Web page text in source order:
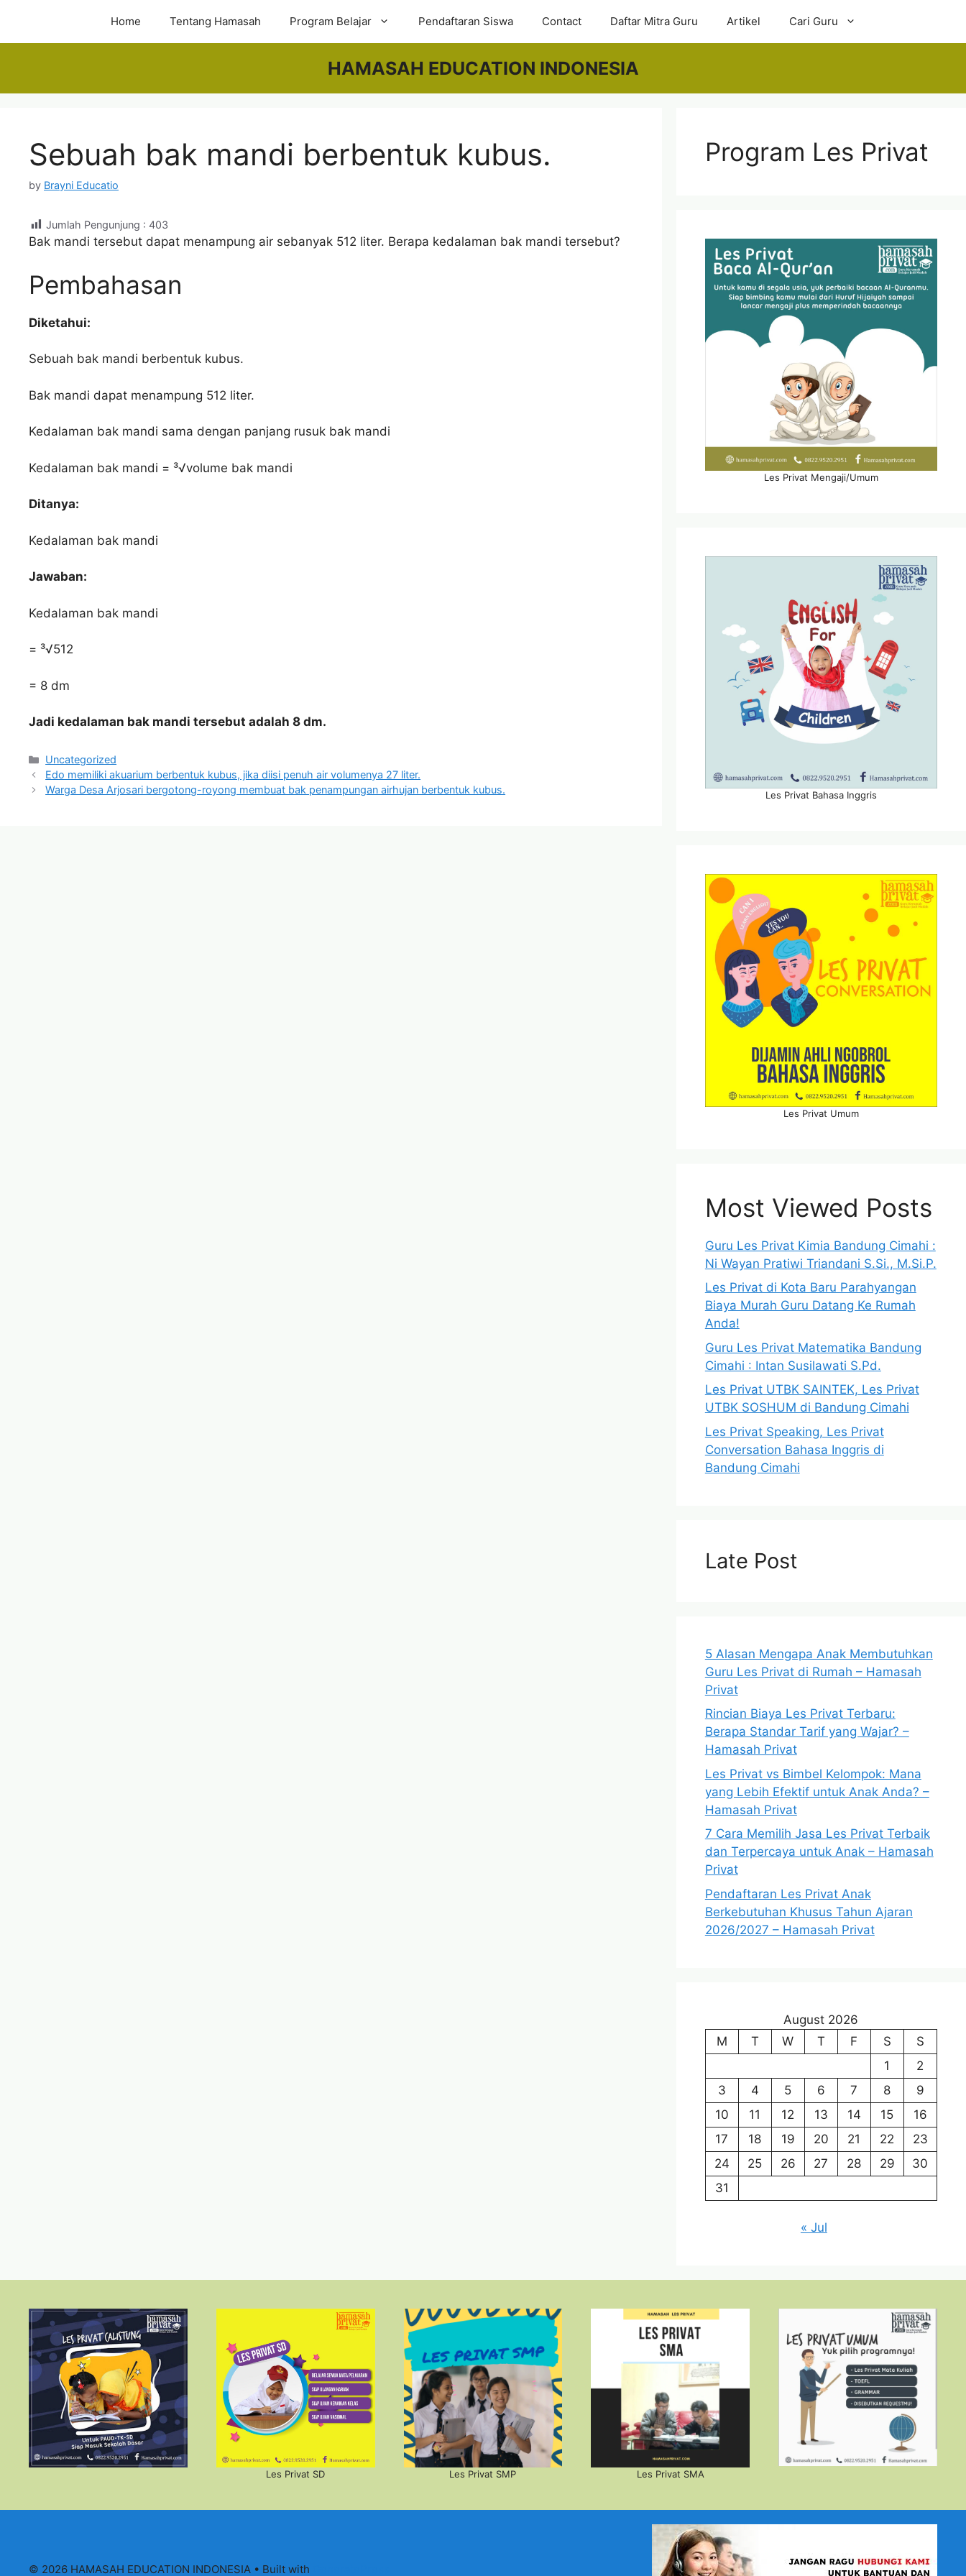
content
Home Tentang Hamasah Program Belajar Pendaftaran Siswa Contact Daftar Mitra Guru Artikel Cari Guru
HAMASAH EDUCATION INDONESIA
Sebuah bak mandi berbentuk kubus.
by Brayni Educatio
Jumlah Pengunjung : 403
Bak mandi tersebut dapat menampung air sebanyak 512 liter. Berapa kedalaman bak mandi tersebut?
Pembahasan
Diketahui:
Sebuah bak mandi berbentuk kubus.
Bak mandi dapat menampung 512 liter.
Kedalaman bak mandi sama dengan panjang rusuk bak mandi
Kedalaman bak mandi = ³√volume bak mandi
Ditanya:
Kedalaman bak mandi
Jawaban:
Kedalaman bak mandi
= ³√512
= 8 dm
Jadi kedalaman bak mandi tersebut adalah 8 dm.
Categories
Uncategorized
Edo memiliki akuarium berbentuk kubus, jika diisi penuh air volumenya 27 liter.
Warga Desa Arjosari bergotong-royong membuat bak penampungan airhujan berbentuk kubus.
Program Les Privat
Les Privat Mengaji/Umum
Les Privat Bahasa Inggris
Les Privat Umum
Most Viewed Posts
Guru Les Privat Kimia Bandung Cimahi :
Ni Wayan Pratiwi Triandani S.Si., M.Si.P.
Les Privat di Kota Baru Parahyangan
Biaya Murah Guru Datang Ke Rumah
Anda!
Guru Les Privat Matematika Bandung
Cimahi : Intan Susilawati S.Pd.
Les Privat UTBK SAINTEK, Les Privat
UTBK SOSHUM di Bandung Cimahi
Les Privat Speaking, Les Privat
Conversation Bahasa Inggris di
Bandung Cimahi
Late Post
5 Alasan Mengapa Anak Membutuhkan
Guru Les Privat di Rumah – Hamasah
Privat
Rincian Biaya Les Privat Terbaru:
Berapa Standar Tarif yang Wajar? –
Hamasah Privat
Les Privat vs Bimbel Kelompok: Mana
yang Lebih Efektif untuk Anak Anda? –
Hamasah Privat
7 Cara Memilih Jasa Les Privat Terbaik
dan Terpercaya untuk Anak – Hamasah
Privat
Pendaftaran Les Privat Anak
Berkebutuhan Khusus Tahun Ajaran
2026/2027 – Hamasah Privat
August 2026
M
T W T F S
S
1
2
3
4 5 6 7 8
9
10
11 12 13 14 15
16
17
18 19 20 21 22
23
24
25 26 27 28 29
30
31
« Jul
Les Privat SD Les Privat SMP Les Privat SMA
© 2026 HAMASAH EDUCATION INDONESIA • Built with